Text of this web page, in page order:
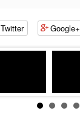
Twitter Google+